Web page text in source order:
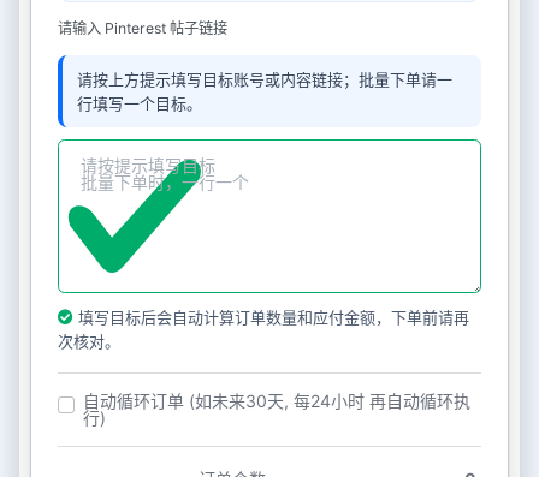
请输入 Pinterest 帖子链接
请按上方提示填写目标账号或内容链接；批量下单请一
行填写一个目标。
填写目标后会自动计算订单数量和应付金额，下单前请再
次核对。
自动循环订单 (如未来30天, 每24小时 再自动循环执
行)